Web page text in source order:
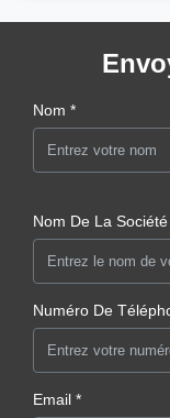
Nom *
Nom De La Société
Numéro De
Email *